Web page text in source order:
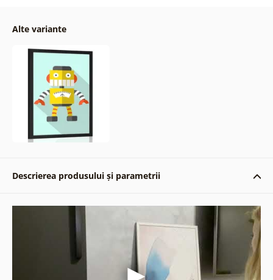
Alte variante
Descrierea produsului și parametrii